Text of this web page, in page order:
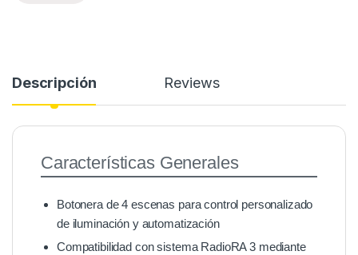
Descripción Reviews
Características Generales
Botonera de 4 escenas para control personalizado
de iluminación y automatización
Compatibilidad con sistema RadioRA 3 mediante